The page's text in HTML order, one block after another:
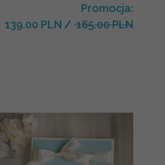
Promocja:
139.00 PLN / 165.00 PLN